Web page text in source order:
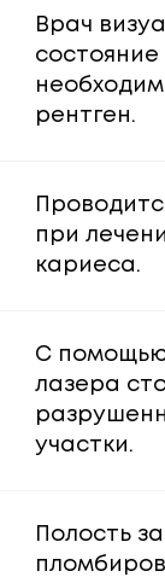
Врач
состояние
рентген.
при
кариеса.
С
лазера
участки.
Полость